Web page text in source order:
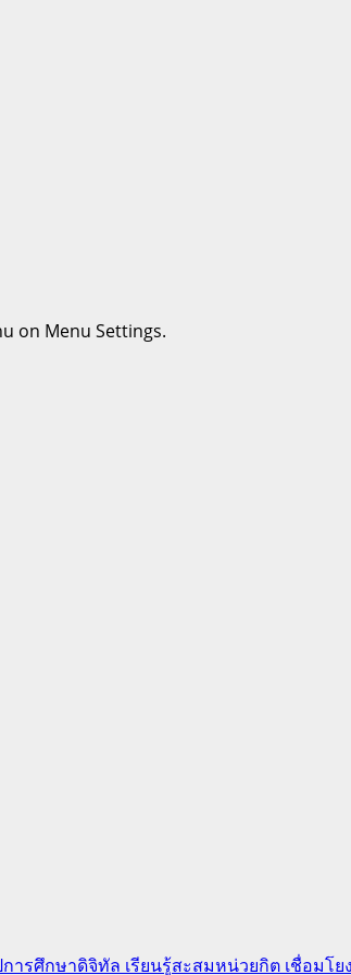
on Menu Settings.
การศึกษาดิจิทัล เรียนรู้สะสมหน่วยกิต เชื่อมโ